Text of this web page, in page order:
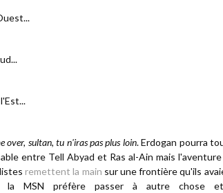
over, sultan, tu n'iras pas plus loin. Erdogan pourra
entre Tell Abyad et Ras al-Ain mais
remettent la main sur une frontière qu'ils
la MSN préfère passer à autre chose